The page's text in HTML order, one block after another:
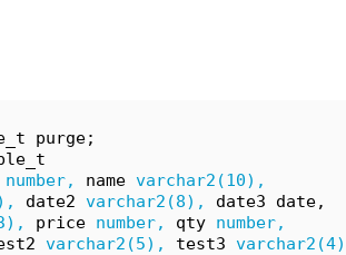
purge;
number, name varchar2(10),
date2 varchar2(8),
date3 date,
price number, qty number,
varchar2(5), test3 varchar2(4)